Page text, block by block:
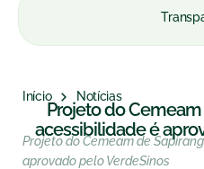
Início Notícias
Projeto do
acessibilidade é
Projeto do Cemeam de
aprovado pelo VerdeSinos